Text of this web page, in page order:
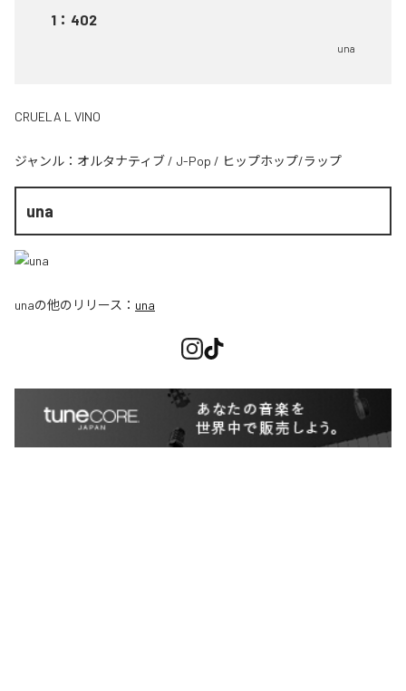
1 ： 402
una
CRUELA L VINO
ジャンル： オルタナティブ / J-Pop / ヒップホップ/ラップ
una
unaの他のリリース： una